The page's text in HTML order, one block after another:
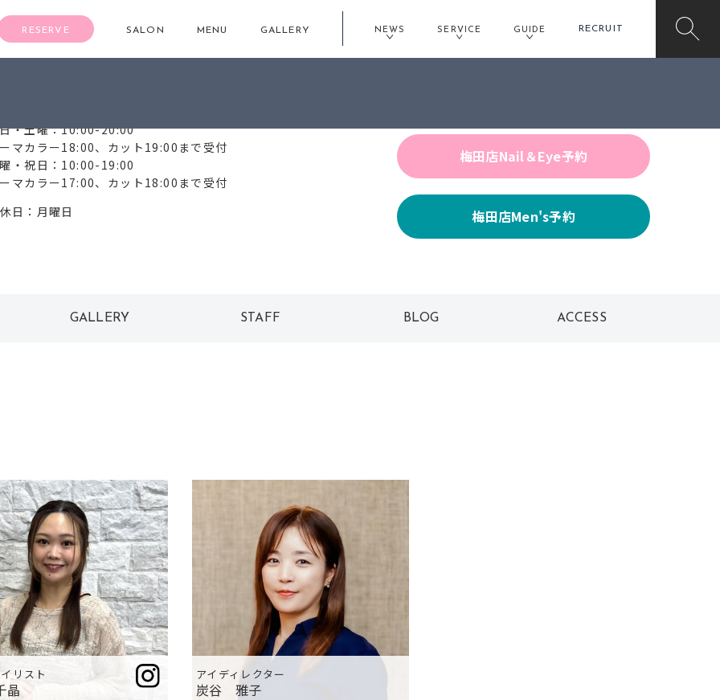
RESERVE SALON MENU GALLERY NEWS SERVICE GUIDE RECRUIT
・土曜：10:00-20:00
マカラー18:00、カット19:00まで受付
・祝日：10:00-19:00
マカラー17:00、カット18:00まで受付
日：月曜日
梅田店Nail＆Eye予約
梅田店Men's予約
GALLERY STAFF BLOG ACCESS
リスト
晶
アイディレクター
炭谷 雅子